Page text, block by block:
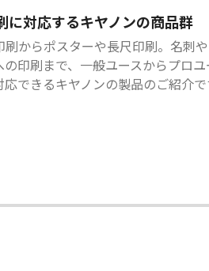
に対応するキヤノンの商品群
からポスターや長尺印刷。名刺や
の印刷まで、一般ユースからプロ
できるキヤノンの製品のご紹介で